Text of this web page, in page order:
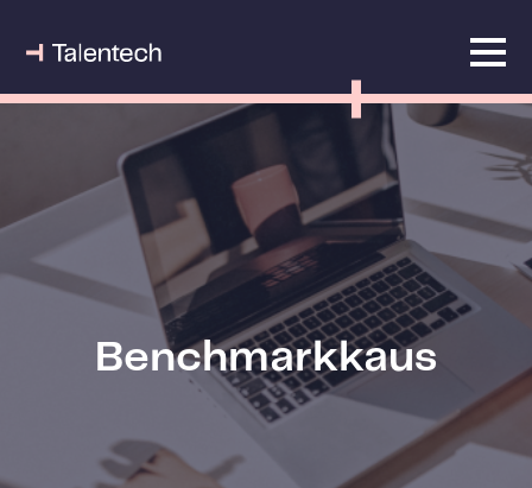
Benchmarkkaus